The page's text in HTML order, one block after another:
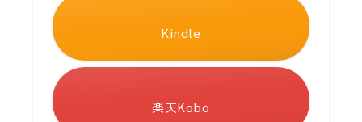
Kindle
楽天Kobo